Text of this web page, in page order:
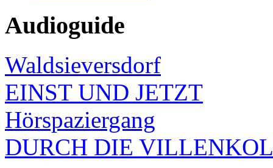
Audioguide
Waldsieversdorf
EINST UND JETZT
Hörspaziergang
DURCH DIE